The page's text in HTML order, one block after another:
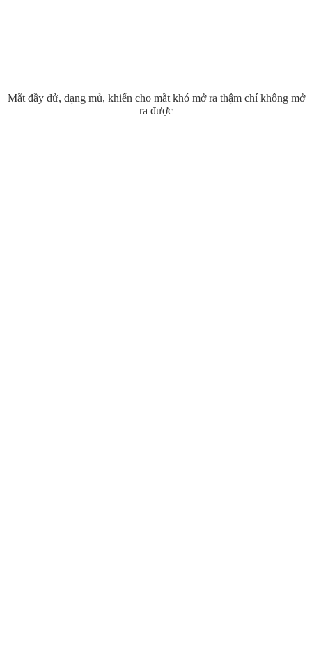
Mắt đầy dử, dạng mủ, khiến cho mắt khó mở ra thậm chí không mở
ra được